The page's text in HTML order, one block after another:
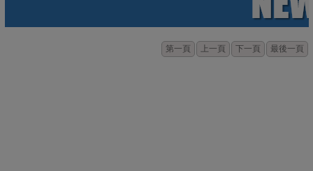
第一頁 上一頁 下一頁 最後一頁